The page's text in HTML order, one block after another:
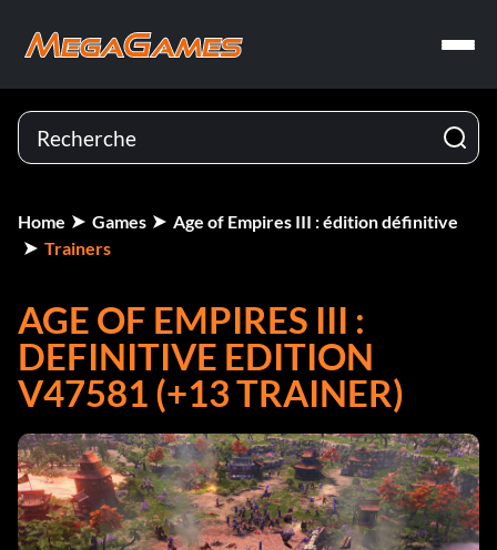
Home Games
Age of Empires III : édition définitive
Trainers
AGE OF EMPIRES III :
DEFINITIVE EDITION
V47581 (+13 TRAINER)